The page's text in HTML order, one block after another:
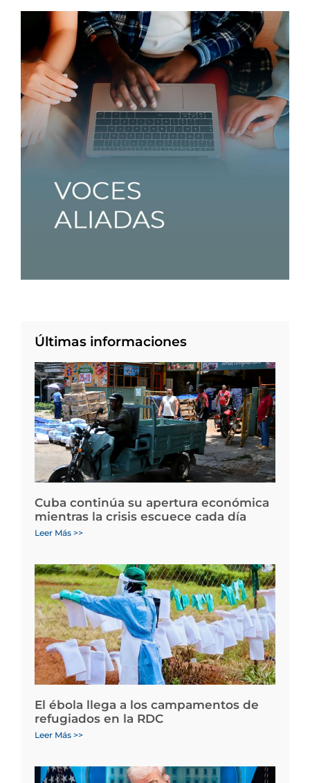
Últimas informaciones
Cuba continúa su apertura económica
mientras la crisis escuece cada día
Leer Más >>
El ébola llega a los campamentos de
refugiados en la RDC
Leer Más >>